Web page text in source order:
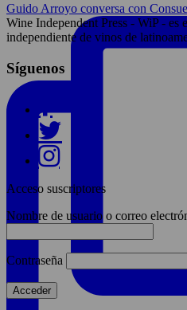
Guido Arroyo conversa con
Wine Independent Press - WiP - es
independiente de vinos de
Síguenos
Acceso suscriptores
Nombre de usuario o correo
Contraseña